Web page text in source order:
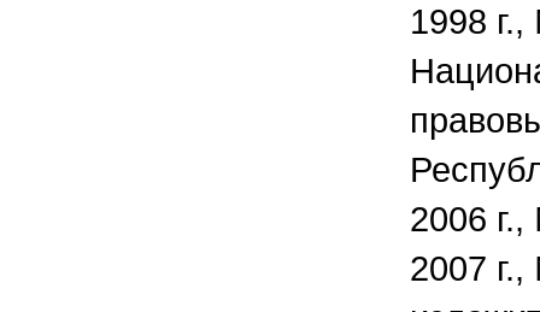
1998
2006
2007